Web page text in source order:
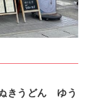
きうどん ゆう